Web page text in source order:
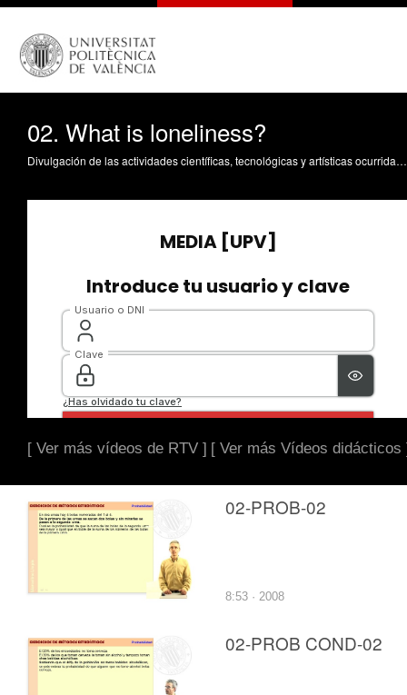
02. What is loneliness?
Divulgación de las actividades científicas, tecnológicas y artísticas ocurridas en los tres campus de la UPV
[ Ver más vídeos de RTV ] [ Ver más Vídeos didácticos
02-PROB-02
8:53 · 2008
02-PROB COND-02